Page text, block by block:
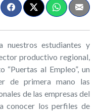
estudiantes y
productivo regional,
“Puertas al Empleo”, un
de primera mano las
de las empresas del
conocer los perfiles de